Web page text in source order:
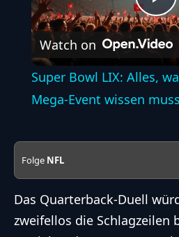
Watch on
Super Bowl LIX: Alles,
Mega-Event wissen
Folge NFL
Das Quarterback-Duell
zweifellos die Schlagzeilen